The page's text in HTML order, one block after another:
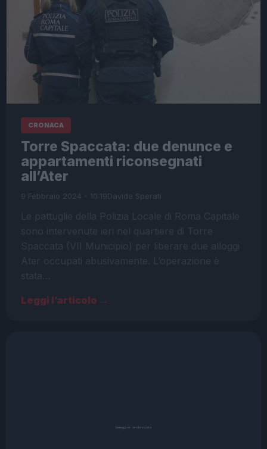
CRONACA
Torre Spaccata: due denunce e
appartamenti riconsegnati
all’Ater
9 Febbraio 2024 - 10:19Davide Sperati
Le pattuglie della Polizia Locale di Roma Capitale
sono intervenute ieri nel quartiere di Torre
Spaccata (VII Municipio) per liberare due alloggi
Ater occupati abusivamente. L’operazione è
stata…
Leggi l’articolo →